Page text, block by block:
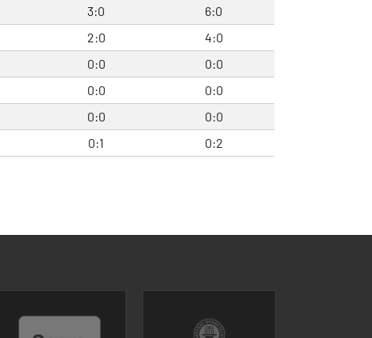
3:0
6:0
2:0
4:0
0:0
0:0
0:0
0:0
0:0
0:0
0:1 0:2